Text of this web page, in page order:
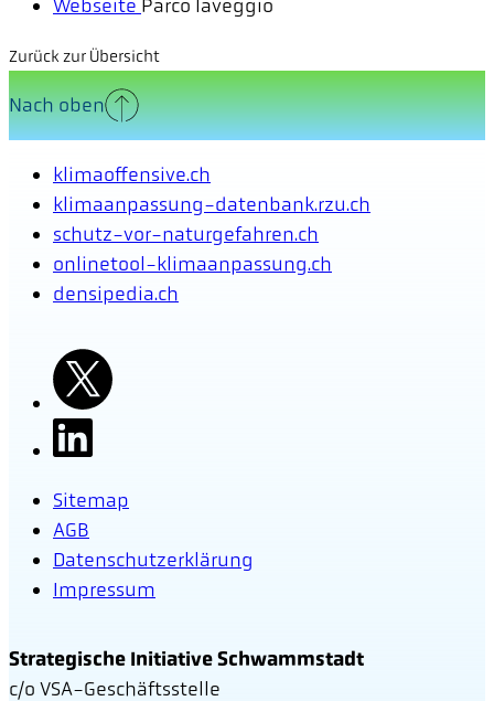
Webseite Parco laveggio
Zurück zur Übersicht
Nach oben
klimaoffensive.ch
klimaanpassung-datenbank.rzu.ch
schutz-vor-naturgefahren.ch
onlinetool-klimaanpassung.ch
densipedia.ch
Sitemap
AGB
Datenschutzerklärung
Impressum
Strategische Initiative Schwammstadt
c/o VSA-Geschäftsstelle